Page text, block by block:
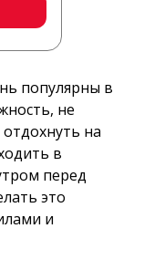
популярны в
не
на
в
перед
это
и